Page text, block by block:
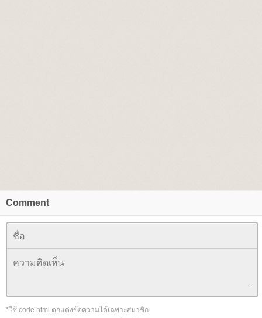
Comment
*ใช้ code html ตกแต่งข้อความได้เฉพาะสมาชิก